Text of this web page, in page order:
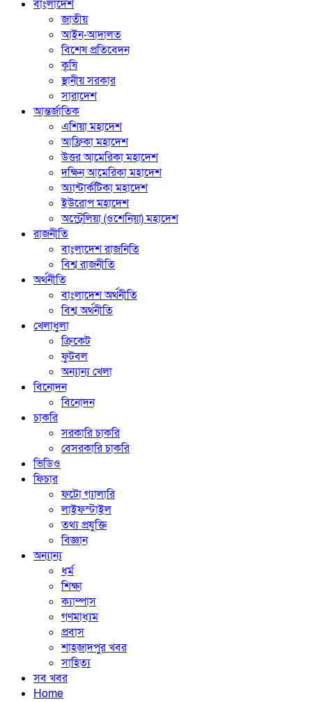
বাংলাদেশ
জাতীয়
আইন-আদালত
বিশেষ প্রতিবেদন
কৃষি
স্থানীয় সরকার
সারাদেশ
আন্তর্জাতিক
এশিয়া মহাদেশ
আফ্রিকা মহাদেশ
উত্তর আমেরিকা মহাদেশ
দক্ষিন আমেরিকা মহাদেশ
অ্যান্টার্কটিকা মহাদেশ
ইউরোপ মহাদেশ
অস্ট্রেলিয়া (ওশেনিয়া) মহাদেশ
রাজনীতি
বাংলাদেশ রাজনিতি
বিশ্ব রাজনীতি
অর্থনীতি
বাংলাদেশ অর্থনীতি
বিশ্ব অর্থনীতি
খেলাধুলা
ক্রিকেট
ফুটবল
অন্যান্য খেলা
বিনোদন
বিনোদন
চাকরি
সরকারি চাকরি
বেসরকারি চাকরি
ভিডিও
ফিচার
ফটো গ্যালারি
লাইফস্টাইল
তথ্য প্রযুক্তি
বিজ্ঞান
অন্যান্য
ধর্ম
শিক্ষা
ক্যাম্পাস
গণমাধ্যম
প্রবাস
শাহজাদপুর খবর
সাহিত্য
সব খবর
Home